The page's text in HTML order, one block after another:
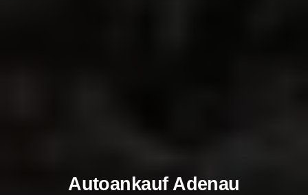
Autoankauf Adenau